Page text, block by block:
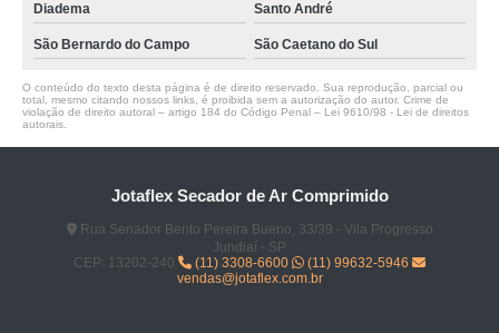
Diadema
Santo André
São Bernardo do Campo São Caetano do Sul
O conteúdo do texto desta página é de direito reservado. Sua reprodução, parcial ou
total, mesmo citando nossos links, é proibida sem a autorização do autor. Crime de
violação de direito autoral – artigo 184 do Código Penal – Lei 9610/98 - Lei de direitos
autorais
Jotaflex Secador de Ar Comprimido
Rua Senador Bento Pereira Bueno, 33/39 - Vila Progresso
Jundiaí - SP
CEP: 13202-240
(11) 3308-6600
(11) 99632-5946
vendas@jotaflex.com.br